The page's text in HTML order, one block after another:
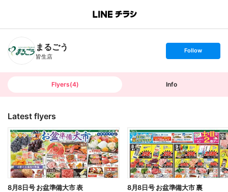
B
n
c
h
T
まるごう
皆生店
s
t
o
Follow
Flyers(4) Info
Latest flyers
8月8日号 お盆準備大市 表 8月8日号 お盆準備大市 裏